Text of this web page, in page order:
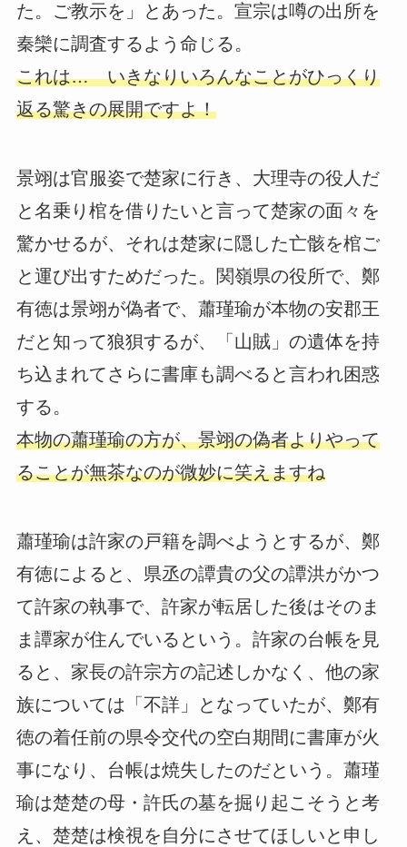
た。ご教示を」とあった。宣宗は噂の出所を
秦欒に調査するよう命じる。
これは… いきなりいろんなことがひっくり
返る驚きの展開ですよ！
景翊は官服姿で楚家に行き、大理寺の役人だ
と名乗り棺を借りたいと言って楚家の面々を
驚かせるが、それは楚家に隠した亡骸を棺ご
と運び出すためだった。関嶺県の役所で、鄭
有徳は景翊が偽者で、蕭瑾瑜が本物の安郡王
だと知って狼狽するが、「山賊」の遺体を持
ち込まれてさらに書庫も調べると言われ困惑
する。
本物の蕭瑾瑜の方が、景翊の偽者よりやって
ることが無茶なのが微妙に笑えますね
蕭瑾瑜は許家の戸籍を調べようとするが、鄭
有徳によると、県丞の譚貴の父の譚洪がかつ
て許家の執事で、許家が転居した後はそのま
ま譚家が住んでいるという。許家の台帳を見
ると、家長の許宗方の記述しかなく、他の家
族については「不詳」となっていたが、鄭有
徳の着任前の県令交代の空白期間に書庫が火
事になり、台帳は焼失したのだという。蕭瑾
瑜は楚楚の母・許氏の墓を掘り起こそうと考
え、楚楚は検視を自分にさせてほしいと申し